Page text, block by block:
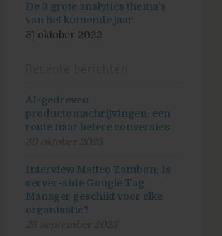
De 3 grote analytics thema’s
van het komende jaar
31 oktober 2022
AI-gedreven
productomschrijvingen: een
route naar betere conversies
Interview Matteo Zambon: Is
server-side Google Tag
Manager geschikt voor elke
organisatie?